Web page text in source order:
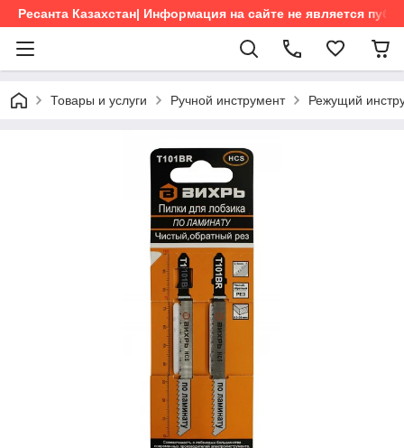
Ресанта Казахстан| Информация на сайте не является
Товары и услуги Ручной инструмент Режущий